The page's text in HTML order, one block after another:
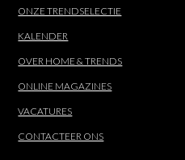
ONZE TRENDSELECTIE
KALENDER
OVER HOME & TRENDS
ONLINE MAGAZINES
VACATURES
CONTACTEER ONS